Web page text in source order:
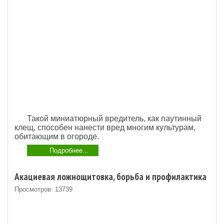
Такой миниатюрный вредитель, как паутинный
клещ, способен нанести вред многим культурам,
обитающим в огороде.
Подробнее...
Акациевая ложнощитовка, борьба и профилактика
Просмотров: 13739